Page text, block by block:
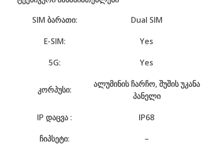
SIM ბარათი:
Dual SIM
E-SIM:
Yes
5G:
Yes
კორპუსი:
ალუმინის ჩარჩო, შუშის უკანა
პანელი
IP დაცვა :
IP68
ჩიპსეტი:
–